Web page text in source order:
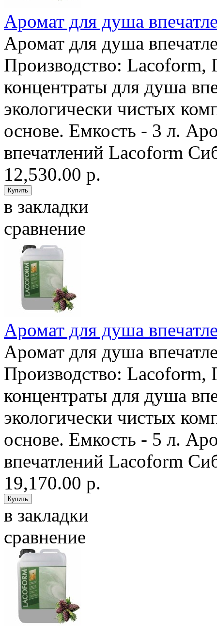
Аромат для душа
Аромат для душа
Производство: Lacoform,
концентраты для душа
экологически чистых
основе. Емкость - 3 л.
впечатлений Lacoform
12,530.00 р.
в закладки
сравнение
Аромат для душа
Аромат для душа
Производство: Lacoform,
концентраты для душа
экологически чистых
основе. Емкость - 5 л.
впечатлений Lacoform
19,170.00 р.
в закладки
сравнение